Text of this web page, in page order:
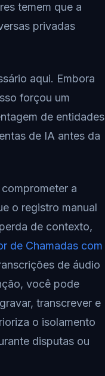
temem que a
privadas
aqui. Embora
forçou um
de entidades
de IA antes da
a
o registro manual
de contexto,
de Chamadas com
de áudio
você pode
transcrever e
o isolamento
disputas ou